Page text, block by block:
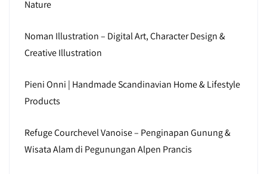
Nature
Noman Illustration – Digital Art, Character Design &
Creative Illustration
Pieni Onni | Handmade Scandinavian Home & Lifestyle
Products
Refuge Courchevel Vanoise – Penginapan Gunung &
Wisata Alam di Pegunungan Alpen Prancis